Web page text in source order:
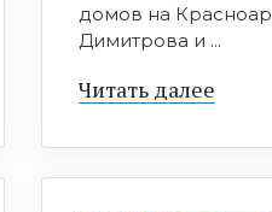
домов на
Димитрова и ...
Читать далее